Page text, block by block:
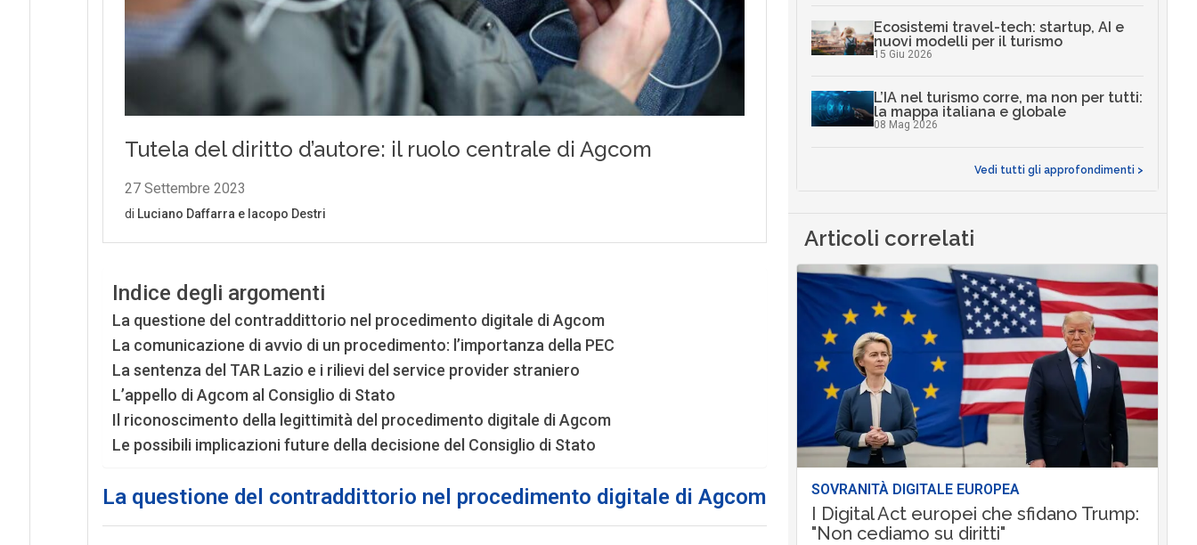
Indice degli argomenti
La questione del contraddittorio nel procedimento digitale di Agcom
La comunicazione di avvio di un procedimento: l’importanza della PEC
La sentenza del TAR Lazio e i rilievi del service provider straniero
L’appello di Agcom al Consiglio di Stato
Il riconoscimento della legittimità del procedimento digitale di Agcom
Le possibili implicazioni future della decisione del Consiglio di Stato
La questione del contraddittorio nel procedimento digitale di Agcom
Ecosistemi travel-tech: startup, AI e
nuovi modelli per il turismo
15 Giu 2026
L’IA nel turismo corre, ma non per tutti:
la mappa italiana e globale
08 Mag 2026
Vedi tutti gli approfondimenti >
Articoli correlati
SOVRANITÀ DIGITALE EUROPEA
I Digital Act europei che sfidano Trump:
"Non cediamo su diritti"